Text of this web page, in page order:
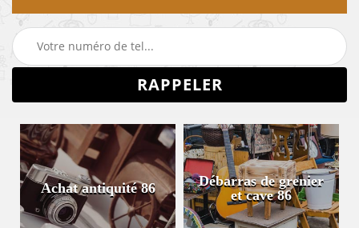
Achat antiquité 86
Débarras de grenier
et cave 86